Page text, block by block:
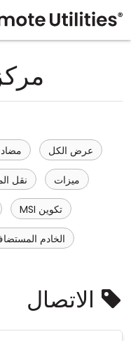
عرض الكل
ميزات نقل
تكوين MSI
الخادم
الاتصال